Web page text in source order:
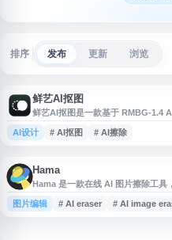
排序 发布 更新 浏览
鲜艺AI抠图
鲜艺AI抠图是一款基于 RMBG-1.4
背景移除服务。网站支持批量抠图
板，并提供 AI 擦除等辅助功能，适
AI设计 # AI抠图 # AI擦除
Hama
Hama 是一款在线 AI 图片擦除工具
物、物体、文字、Logo、水印等内
域并点击擦除，即可通过 AI 自动处
图片编辑 # AI eraser # AI image